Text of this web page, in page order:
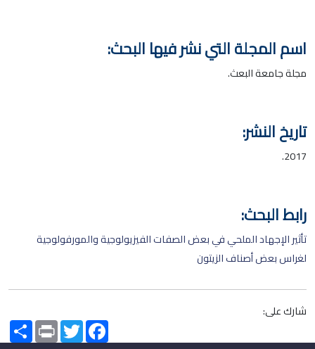
اسم المجلة التي نشر فيها البحث:
مجلة جامعة البعث.
تاريخ النشر:
2017.
رابط البحث:
تأثير الإجهاد الملحي في بعض الصفات الفيزيولوجية والمورفولوجية
لغراس بعض أصناف الزيتون
شارك على:
Share PrintTwitterFacebook